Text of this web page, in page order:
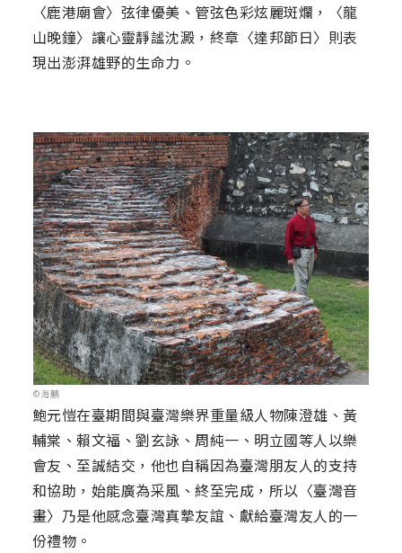
〈鹿港廟會〉弦律優美、管弦色彩炫麗斑爛，〈龍
山晚鐘〉讓心靈靜謐沈澱，終章〈達邦節日〉則表
現出澎湃雄野的生命力。
©海鵬
鮑元愷在臺期間與臺灣樂界重量級人物陳澄雄、黃
輔棠、賴文福、劉玄詠、周純一、明立國等人以樂
會友、至誠結交，他也自稱因為臺灣朋友人的支持
和協助，始能廣為采風、終至完成，所以〈臺灣音
畫〉乃是他感念臺灣真摯友誼、獻給臺灣友人的一
份禮物。